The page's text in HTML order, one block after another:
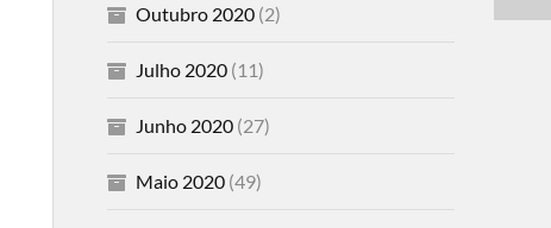
Outubro 2020(2)
Julho 2020(11)
Junho 2020(27)
Maio 2020(49)